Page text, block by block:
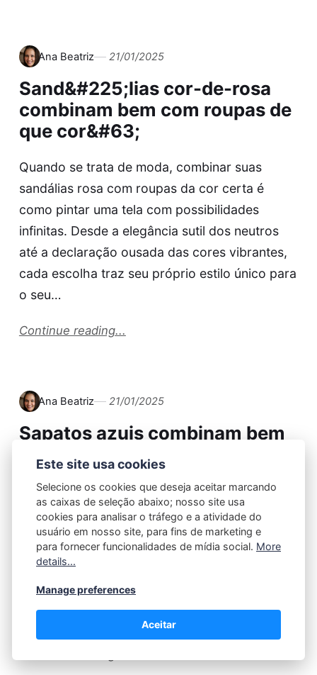
Ana Beatriz 21/01/2025
Sand&#225;lias cor-de-rosa
combinam bem com roupas de
que cor&#63;
Quando se trata de moda, combinar suas
sandálias rosa com roupas da cor certa é
como pintar uma tela com possibilidades
infinitas. Desde a elegância sutil dos neutros
até a declaração ousada das cores vibrantes,
cada escolha traz seu próprio estilo único para
o seu…
Continue reading...
Ana Beatriz 21/01/2025
Sapatos azuis combinam bem
com quais cores de
roupas&#63;
Quando se trata de estilizar sapatos azuis, a
paleta de cores que você escolher pode fazer
toda a diferença na criação de um visual polido
os neutros, tons pastel, brancos, denim, tons
terrosos e cores vibrantes oferecem quando…
Este site usa cookies
Selecione os cookies que deseja aceitar marcando
as caixas de seleção abaixo; nosso site usa
cookies para analisar o tráfego e a atividade do
usuário em nosso site, para fins de marketing e
para fornecer funcionalidades de mídia social. More
details...
Manage preferences
Aceitar